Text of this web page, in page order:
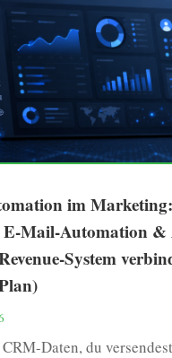
im
E-Mail-Automation &
System
Daten, du